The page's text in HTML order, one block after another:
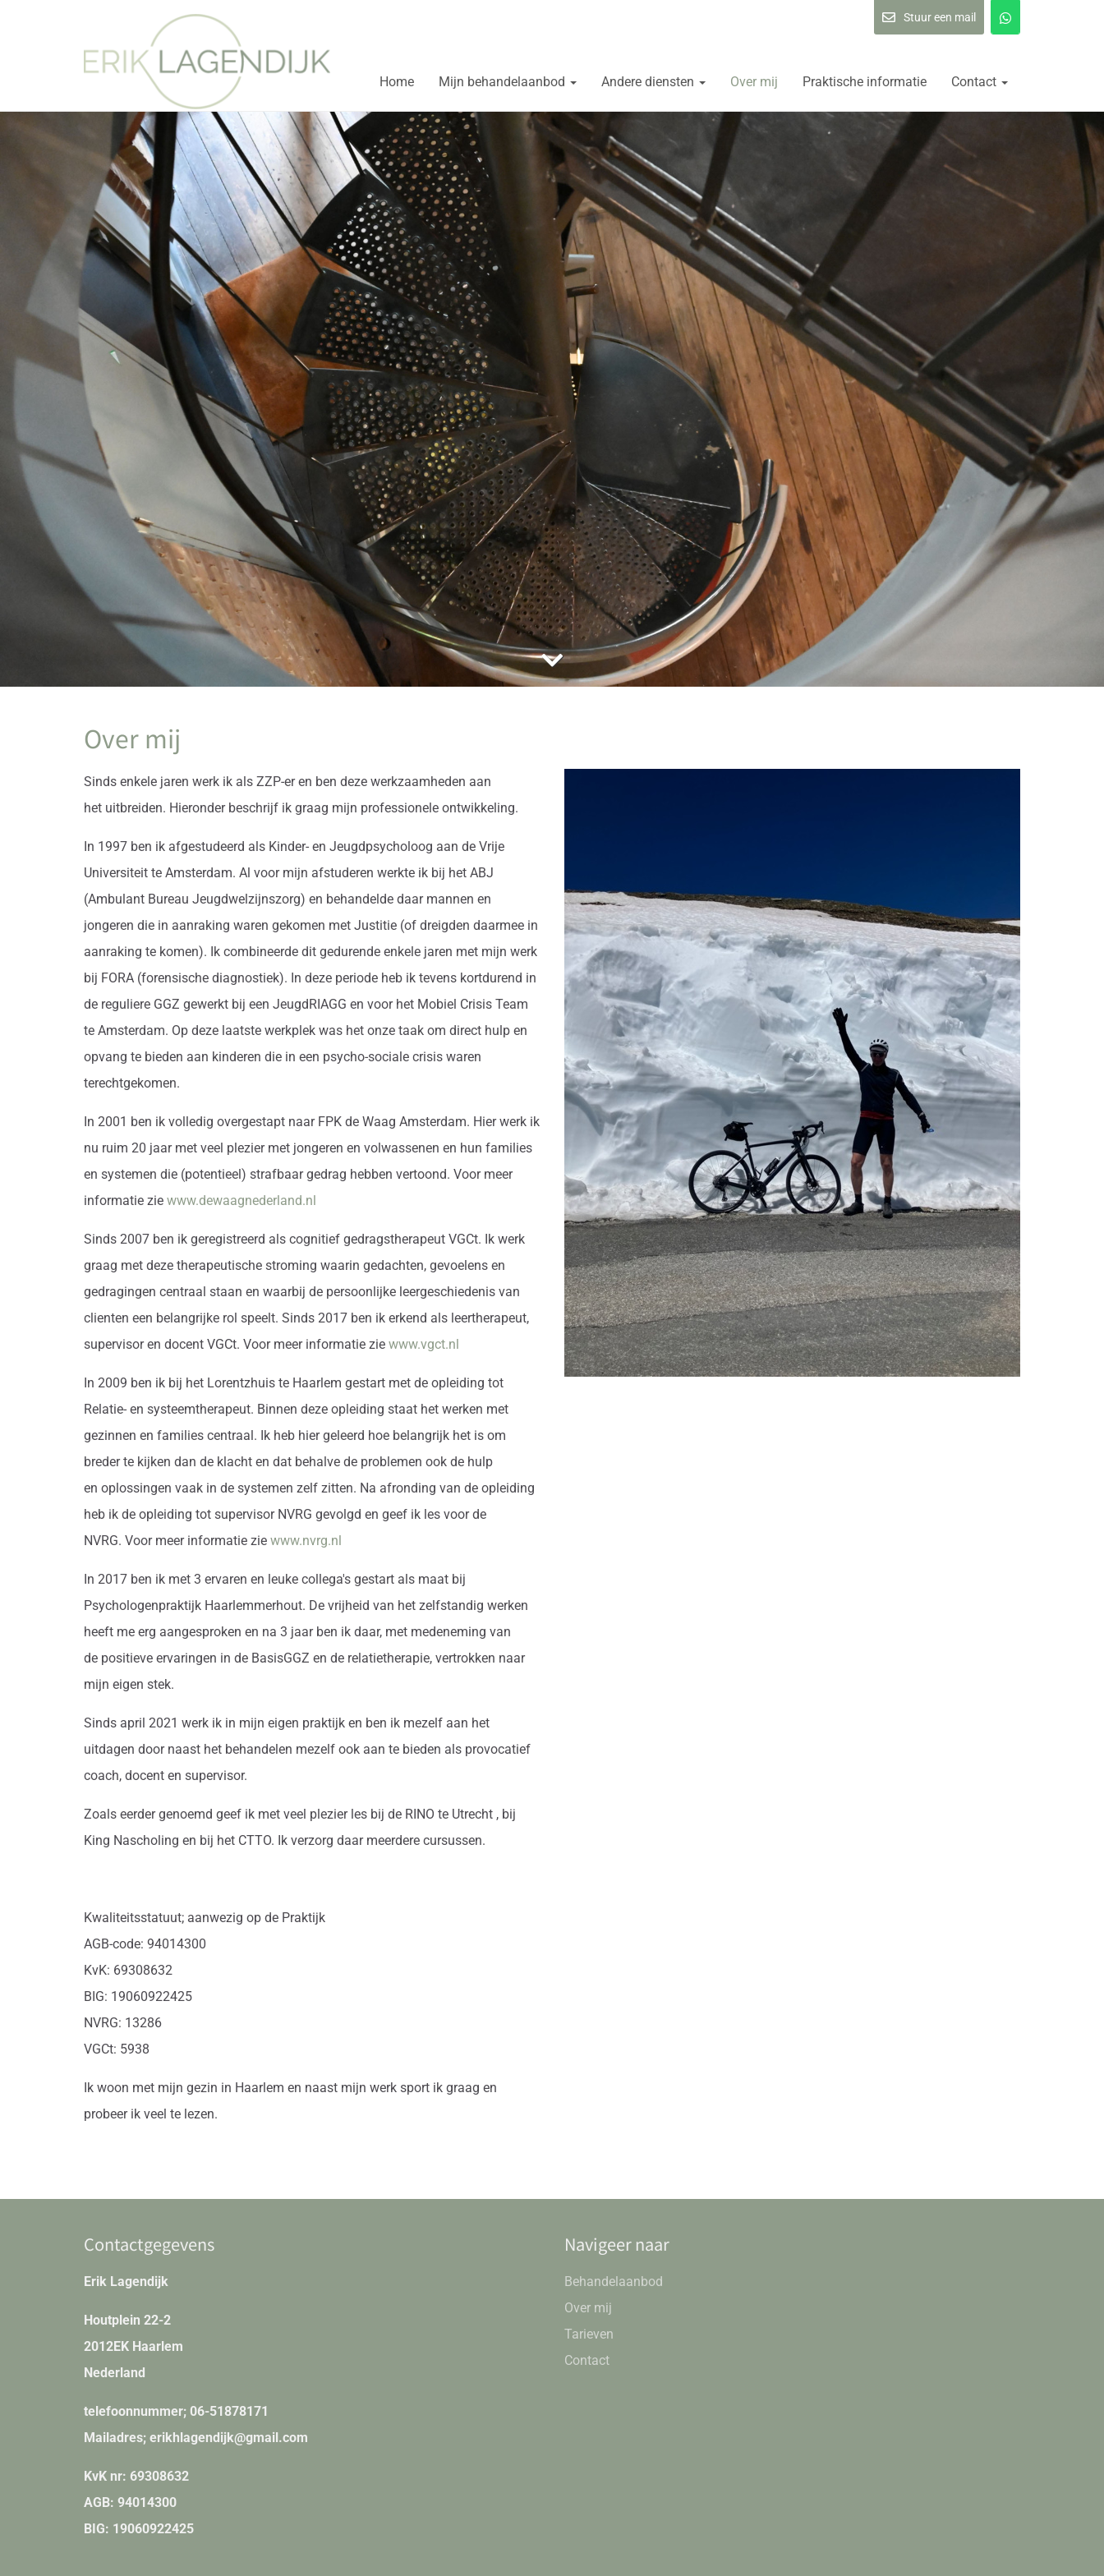
Stuur een mail
Home Mijn behandelaanbod Andere diensten Over mij Praktische informatie Contact
Over mij
Sinds enkele jaren werk ik als ZZP-er en ben deze werkzaamheden aan
het uitbreiden. Hieronder beschrijf ik graag mijn professionele ontwikkeling.
In 1997 ben ik afgestudeerd als Kinder- en Jeugdpsycholoog aan de Vrije
Universiteit te Amsterdam. Al voor mijn afstuderen werkte ik bij het ABJ
(Ambulant Bureau Jeugdwelzijnszorg) en behandelde daar mannen en
jongeren die in aanraking waren gekomen met Justitie (of dreigden daarmee in
aanraking te komen). Ik combineerde dit gedurende enkele jaren met mijn werk
bij FORA (forensische diagnostiek). In deze periode heb ik tevens kortdurend in
de reguliere GGZ gewerkt bij een JeugdRIAGG en voor het Mobiel Crisis Team
te Amsterdam. Op deze laatste werkplek was het onze taak om direct hulp en
opvang te bieden aan kinderen die in een psycho-sociale crisis waren
terechtgekomen.
In 2001 ben ik volledig overgestapt naar FPK de Waag Amsterdam. Hier werk ik
nu ruim 20 jaar met veel plezier met jongeren en volwassenen en hun families
en systemen die (potentieel) strafbaar gedrag hebben vertoond. Voor meer
informatie zie www.dewaagnederland.nl
Sinds 2007 ben ik geregistreerd als cognitief gedragstherapeut VGCt. Ik werk
graag met deze therapeutische stroming waarin gedachten, gevoelens en
gedragingen centraal staan en waarbij de persoonlijke leergeschiedenis van
clienten een belangrijke rol speelt. Sinds 2017 ben ik erkend als leertherapeut,
supervisor en docent VGCt. Voor meer informatie zie www.vgct.nl
In 2009 ben ik bij het Lorentzhuis te Haarlem gestart met de opleiding tot
Relatie- en systeemtherapeut. Binnen deze opleiding staat het werken met
gezinnen en families centraal. Ik heb hier geleerd hoe belangrijk het is om
breder te kijken dan de klacht en dat behalve de problemen ook de hulp
en oplossingen vaak in de systemen zelf zitten. Na afronding van de opleiding
heb ik de opleiding tot supervisor NVRG gevolgd en geef ik les voor de
NVRG. Voor meer informatie zie www.nvrg.nl
In 2017 ben ik met 3 ervaren en leuke collega's gestart als maat bij
Psychologenpraktijk Haarlemmerhout. De vrijheid van het zelfstandig werken
heeft me erg aangesproken en na 3 jaar ben ik daar, met medeneming van
de positieve ervaringen in de BasisGGZ en de relatietherapie, vertrokken naar
mijn eigen stek.
Sinds april 2021 werk ik in mijn eigen praktijk en ben ik mezelf aan het
uitdagen door naast het behandelen mezelf ook aan te bieden als provocatief
coach, docent en supervisor.
Zoals eerder genoemd geef ik met veel plezier les bij de RINO te Utrecht , bij
King Nascholing en bij het CTTO. Ik verzorg daar meerdere cursussen.
Kwaliteitsstatuut; aanwezig op de Praktijk
AGB-code: 94014300
KvK: 69308632
BIG: 19060922425
NVRG: 13286
VGCt: 5938
Ik woon met mijn gezin in Haarlem en naast mijn werk sport ik graag en
probeer ik veel te lezen.
Contactgegevens
Erik Lagendijk
Houtplein 22-2
2012EK Haarlem
Nederland
telefoonnummer; 06-51878171
Mailadres; erikhlagendijk@gmail.com
KvK nr: 69308632
AGB: 94014300
BIG: 19060922425
Navigeer naar
Behandelaanbod
Over mij
Tarieven
Contact